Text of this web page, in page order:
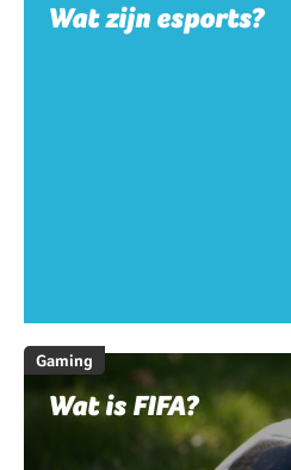
Wat zijn esports?
Gaming
Wat is FIFA?